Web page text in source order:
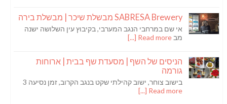
SABRESA Brewery מבשלת שיכר | מבשלת בירה
אי שם במרחבי הנגב המערבי, בקיבוץ עין השלושה ישנה
מב Read more [...]
הניסים של השף | מסעדת שף בבית | ארוחות
גורמה
בישוב צוחר, ישוב קהילתי שקט בנגב הקרוב, זמן נסיעה 3
Read more [...]